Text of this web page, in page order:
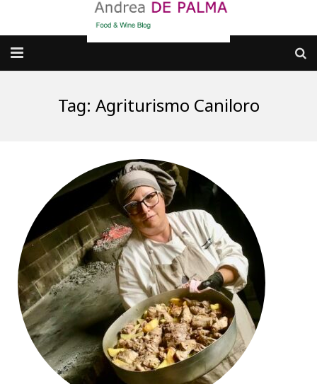
dove MANGIARE
cosa CUCINARE
dove ANDARE
Punti di vista e approfondimenti
Contatti
Tag: Agriturismo Caniloro